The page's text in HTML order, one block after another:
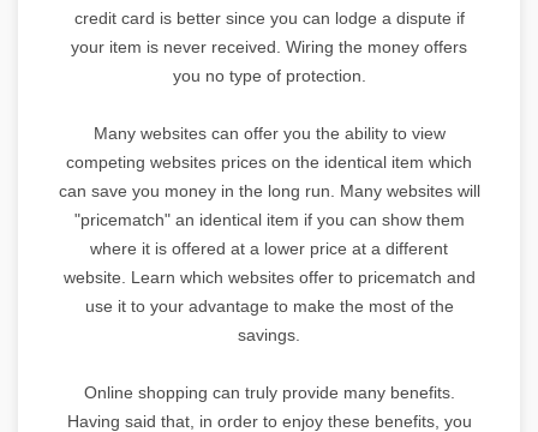
credit card is better since you can lodge a dispute if
your item is never received. Wiring the money offers
you no type of protection.
Many websites can offer you the ability to view
competing websites prices on the identical item which
can save you money in the long run. Many websites will
"pricematch" an identical item if you can show them
where it is offered at a lower price at a different
website. Learn which websites offer to pricematch and
use it to your advantage to make the most of the
savings.
Online shopping can truly provide many benefits.
Having said that, in order to enjoy these benefits, you